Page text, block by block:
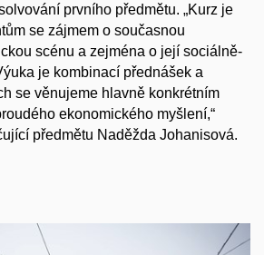
prvního předmětu. „Kurz je
se zájmem o současnou
scénu a zejména o její sociálně-
je kombinací přednášek a
se věnujeme hlavně konkrétním
ekonomického myšlení,“
předmětu Naděžda Johanisová.